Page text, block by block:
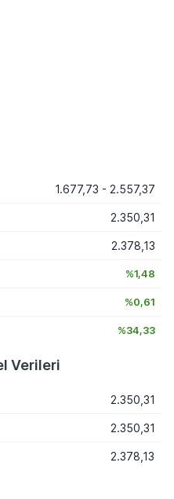
1.677,73 - 2.557,37
2.350,31
2.378,13
%1,48
%0,61
%34,33
Verileri
2.350,31
2.350,31
2.378,13